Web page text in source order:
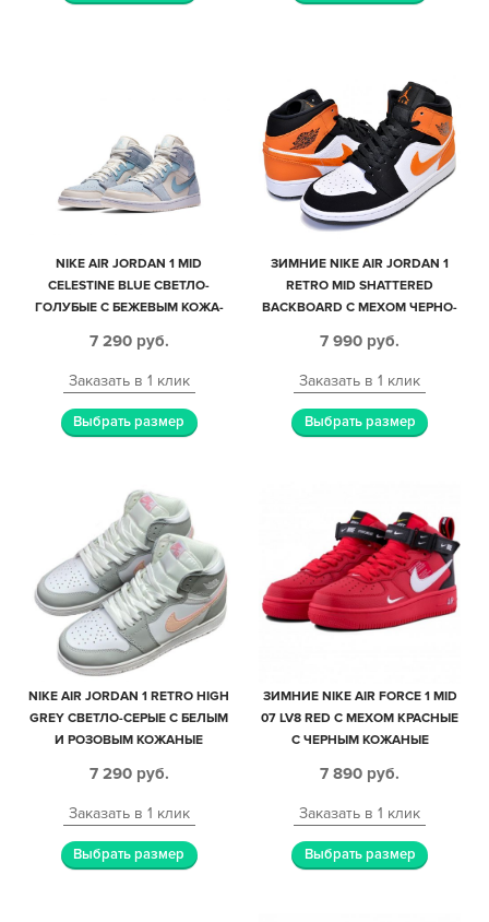
NIKE AIR JORDAN 1 MID
CELESTINE BLUE СВЕТЛО-
ГОЛУБЫЕ С БЕЖЕВЫМ КОЖА-
7 290 руб.
Заказать в 1 клик
Выбрать размер
ЗИМНИЕ NIKE AIR JORDAN 1
RETRO MID SHATTERED
BACKBOARD С МЕХОМ ЧЕРНО-
НУБУК ЖЕНСКИЕ (35-40)
7 990 руб.
Заказать в 1 клик
Выбрать размер
NIKE AIR JORDAN 1 RETRO HIGH
GREY СВЕТЛО-СЕРЫЕ С БЕЛЫМ
И РОЗОВЫМ КОЖАНЫЕ
7 290 руб.
Заказать в 1 клик
Выбрать размер
ЗИМНИЕ NIKE AIR FORCE 1 MID
07 LV8 RED С МЕХОМ КРАСНЫЕ
С ЧЕРНЫМ КОЖАНЫЕ
7 890 руб.
Заказать в 1 клик
Выбрать размер